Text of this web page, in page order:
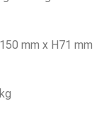
mm x H71 mm